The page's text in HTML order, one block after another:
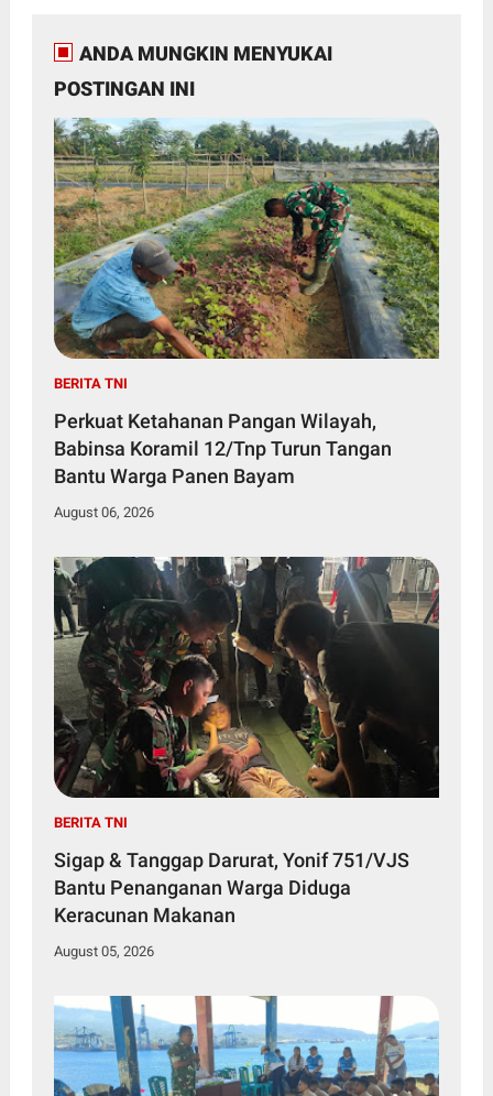
ANDA MUNGKIN MENYUKAI
POSTINGAN INI
BERITA TNI
Perkuat Ketahanan Pangan Wilayah,
Babinsa Koramil 12/Tnp Turun Tangan
Bantu Warga Panen Bayam
August 06, 2026
BERITA TNI
Sigap & Tanggap Darurat, Yonif 751/VJS
Bantu Penanganan Warga Diduga
Keracunan Makanan
August 05, 2026